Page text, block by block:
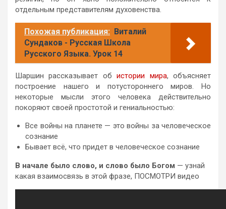
отдельным представителям духовенства.
Похожая публикация: Виталий
Сундаков - Русская Школа
Русского Языка. Урок 14
Шаршин рассказывает обистории мира, объясняет
построение нашего и потустороннего миров. Но
некоторые мысли этого человека действительно
покоряют своей простотой и гениальностью:
Все войны на планете — это войны за человеческое
сознание
Бывает всё, что придет в человеческое сознание
В начале было слово, и слово было Богом — узнай
какая взаимосвязь в этой фразе, ПОСМОТРИ видео